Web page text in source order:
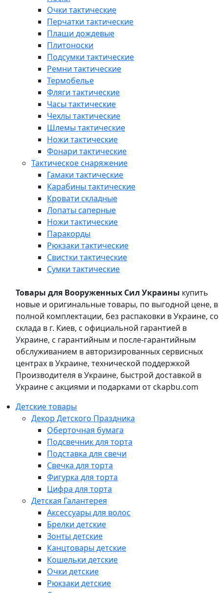
Очки тактические
Перчатки тактические
Плащи дождевые
Плитоноски
Подсумки тактические
Ремни тактические
Термобелье
Фляги тактические
Часы тактические
Чехлы тактические
Шлемы тактические
Ножи тактические
Фонари тактические
Тактическое снаряжение
Гамаки тактические
Карабины тактические
Кровати складные
Лопаты саперные
Ножи тактические
Паракорды
Рюкзаки тактические
Свистки тактические
Сумки тактические
Товары для Вооруженных Сил Украины купить
новые и оригинальные товары, по выгодной цене, в
полной комплектации, без распаковки в Украине, со
склада в г. Киев, с официальной гарантией в
Украине, с гарантийным и после-гарантийным
обслуживанием в авторизированных сервисных
центрах в Украине, технической поддержкой
Производителя в Украине, быстрой доставкой в
Украине с акциями и подарками от ckapbu.com
Детские товары
Декор Детского Праздника
Оберточная бумага
Подсвечник для торта
Подставка для свечи
Свечка для торта
Фигурка для торта
Цифра для торта
Детская Галантерея
Аксессуары для волос
Брелки детские
Зонты детские
Канцтовары детские
Кошельки детские
Очки детские
Рюкзаки детские